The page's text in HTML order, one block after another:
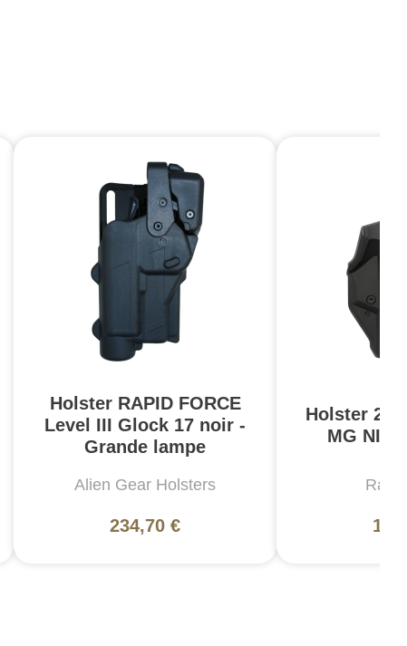
Holster RAPID FORCE
Level III Glock 17 noir -
Grande lampe
Alien Gear Holsters
234,70 €
Holster 2
MG NIV